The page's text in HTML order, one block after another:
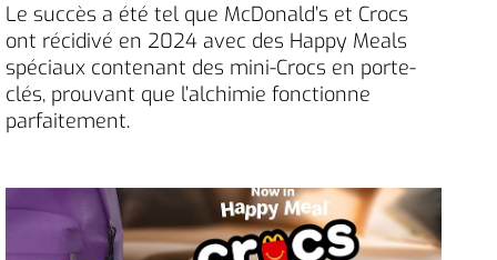
Le succès a été tel que McDonald’s et Crocs
ont récidivé en 2024 avec des Happy Meals
spéciaux contenant des mini-Crocs en porte-
clés, prouvant que l’alchimie fonctionne
parfaitement.